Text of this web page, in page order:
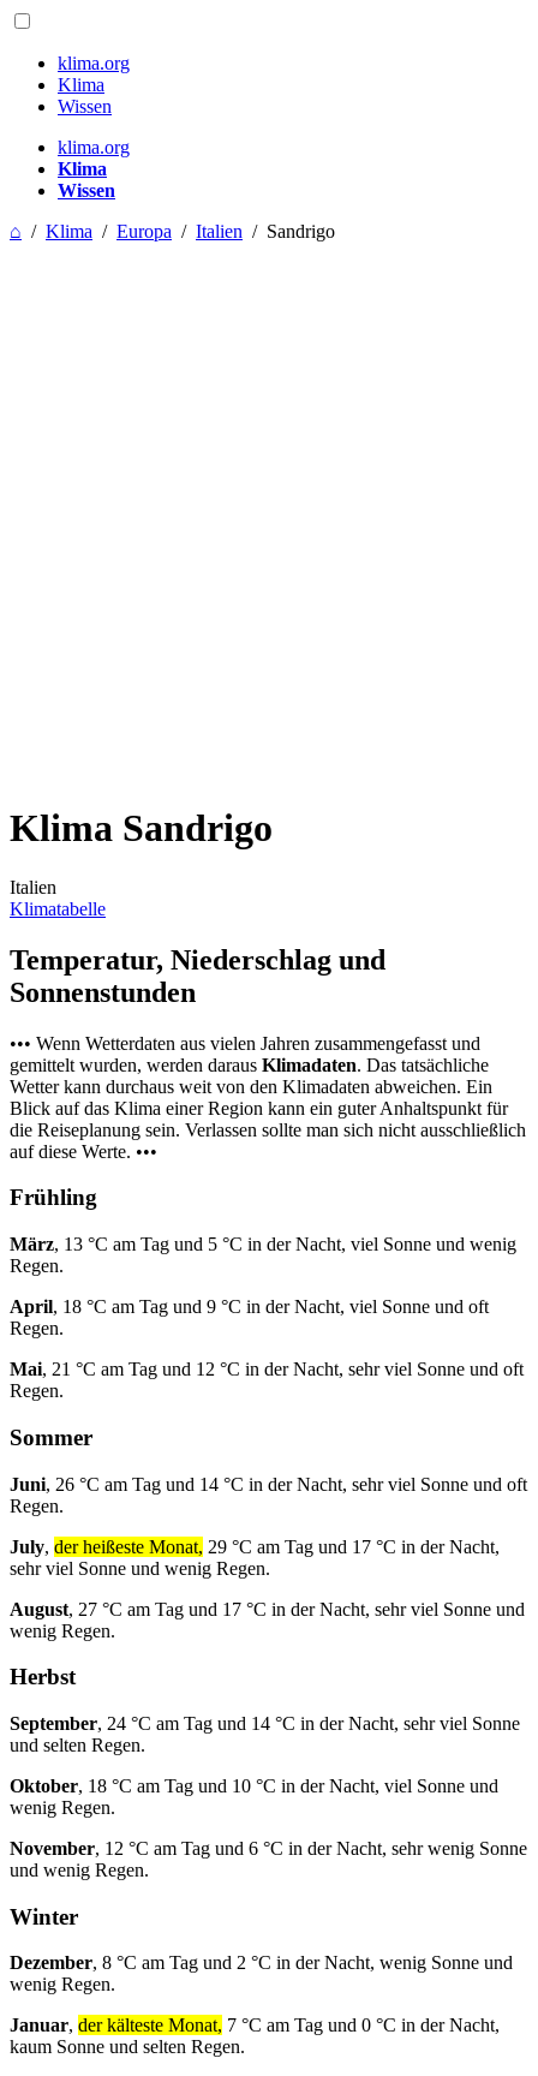
klima.org
Klima
Wissen
klima.org
Klima
Wissen
⌂ / Klima / Europa / Italien / Sandrigo
Klima Sandrigo
Italien
Klimatabelle
Temperatur, Niederschlag und
Sonnenstunden
••• Wenn Wetterdaten aus vielen Jahren zusammengefasst und
gemittelt wurden, werden daraus Klimadaten. Das tatsächliche
Wetter kann durchaus weit von den Klimadaten abweichen. Ein
Blick auf das Klima einer Region kann ein guter Anhaltspunkt für
die Reiseplanung sein. Verlassen sollte man sich nicht ausschließlich
auf diese Werte. •••
Frühling
März, 13 °C am Tag und 5 °C in der Nacht, viel Sonne und wenig
Regen.
April, 18 °C am Tag und 9 °C in der Nacht, viel Sonne und oft
Regen.
Mai, 21 °C am Tag und 12 °C in der Nacht, sehr viel Sonne und oft
Regen.
Sommer
Juni, 26 °C am Tag und 14 °C in der Nacht, sehr viel Sonne und oft
Regen.
July, der heißeste Monat, 29 °C am Tag und 17 °C in der Nacht,
sehr viel Sonne und wenig Regen.
August, 27 °C am Tag und 17 °C in der Nacht, sehr viel Sonne und
wenig Regen.
Herbst
September, 24 °C am Tag und 14 °C in der Nacht, sehr viel Sonne
und selten Regen.
Oktober, 18 °C am Tag und 10 °C in der Nacht, viel Sonne und
wenig Regen.
November, 12 °C am Tag und 6 °C in der Nacht, sehr wenig Sonne
und wenig Regen.
Winter
Dezember, 8 °C am Tag und 2 °C in der Nacht, wenig Sonne und
wenig Regen.
Januar, der kälteste Monat, 7 °C am Tag und 0 °C in der Nacht,
kaum Sonne und selten Regen.